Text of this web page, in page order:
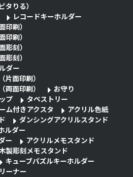
タりる）
レコードキーホルダー
印刷）
印刷）
彫刻）
彫刻）
ダー
片面印刷）
両面印刷）
お守り
プ
タペストリー
ム付きアクスタ
アクリル色紙
ダンシングアクリルスタンド
ルダー
ー
アクリルメモスタンド
製彫刻メモスタンド
キューブパズルキーホルダー
ーナー